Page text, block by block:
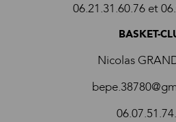
06.21.31.60.76 et
BASKET-
Nicolas